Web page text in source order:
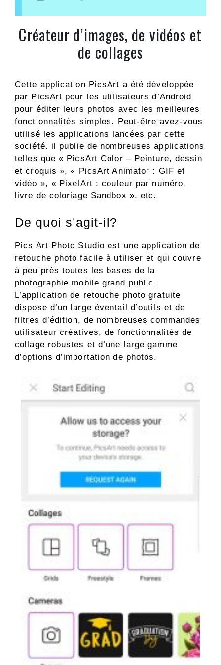
Créateur d’images, de vidéos et
de collages
Cette application PicsArt a été développée
par PicsArt pour les utilisateurs d’Android
pour éditer leurs photos avec les meilleures
fonctionnalités simples. Peut-être avez-vous
utilisé les applications lancées par cette
société. il publie de nombreuses applications
telles que « PicsArt Color – Peinture, dessin
et croquis », « PicsArt Animator : GIF et
vidéo », « PixelArt : couleur par numéro,
livre de coloriage Sandbox », etc.
De quoi s’agit-il?
Pics Art Photo Studio est une application de
retouche photo facile à utiliser et qui couvre
à peu près toutes les bases de la
photographie mobile grand public.
L’application de retouche photo gratuite
dispose d’un large éventail d’outils et de
filtres d’édition, de nombreuses commandes
utilisateur créatives, de fonctionnalités de
collage robustes et d’une large gamme
d’options d’importation de photos.